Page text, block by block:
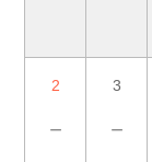
2
－
3
－